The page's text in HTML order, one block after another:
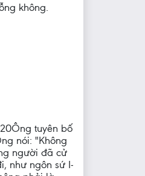
không.
tuyên bố
nói: "Không
người đã cử
như ngôn sứ I-